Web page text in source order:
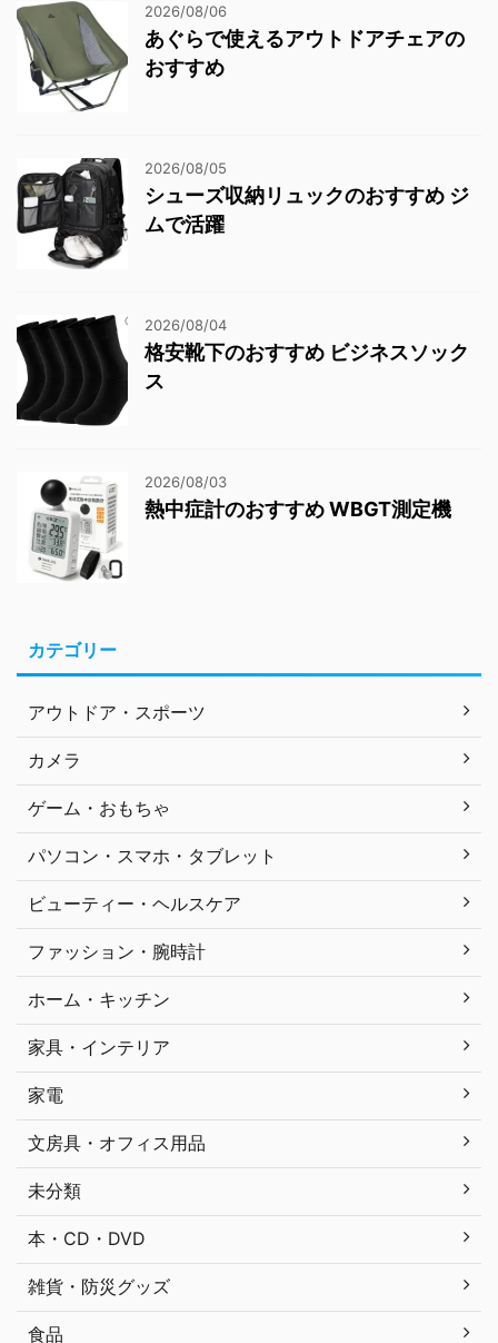
2026/08/06
あぐらで使えるアウトドアチェアの
おすすめ
2026/08/05
シューズ収納リュックのおすすめ ジ
ムで活躍
2026/08/04
格安靴下のおすすめ ビジネスソック
ス
2026/08/03
熱中症計のおすすめ WBGT測定機
カテゴリー
アウトドア・スポーツ
カメラ
ゲーム・おもちゃ
パソコン・スマホ・タブレット
ビューティー・ヘルスケア
ファッション・腕時計
ホーム・キッチン
家具・インテリア
家電
文房具・オフィス用品
未分類
本・CD・DVD
雑貨・防災グッズ
食品